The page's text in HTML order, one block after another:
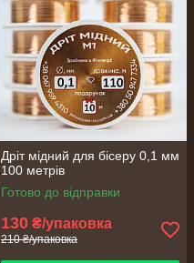
Дріт мідний для бісеру 0,1 мм
100 метрів
Готово до відправки
130 ₴/упаковка
210 ₴/упаковка